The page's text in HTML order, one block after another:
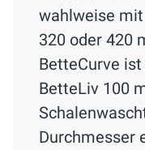
wahlweise
320 oder 420
BetteCurve
BetteLiv 100
Durchmesser